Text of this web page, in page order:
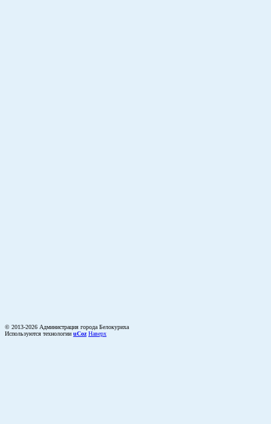
© 2013-2026 Администрация города Белокуриха
Используются технологии uCoz Наверх